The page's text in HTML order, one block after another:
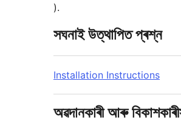
).
সঘনাই উত্থাপিত প্ৰশ্ন
Installation Instructions
অৱদানকাৰী আৰু